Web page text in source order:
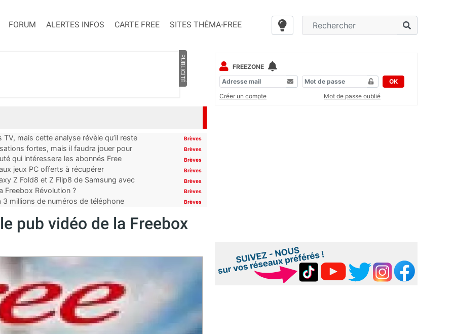
FORUM ALERTES INFOS CARTE FREE SITES THÉMA-FREE
PUBLICITÉ
mais cette analyse révèle qu’il reste Brèves
fortes, mais il faudra jouer pour Brèves
qui intéressera les abonnés Free Brèves
jeux PC offerts à récupérer Brèves
Z Fold8 et Z Flip8 de Samsung avec Brèves
Freebox Révolution ? Brèves
3 millions de numéros de téléphone Brèves
pub vidéo de la Freebox
FREEZONE
OK
Créer un compte
Mot de passe oublié